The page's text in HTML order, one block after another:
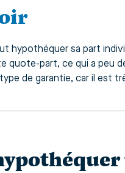
hypothéquer sa part
quote-part, ce qui a peu
de garantie, car il est